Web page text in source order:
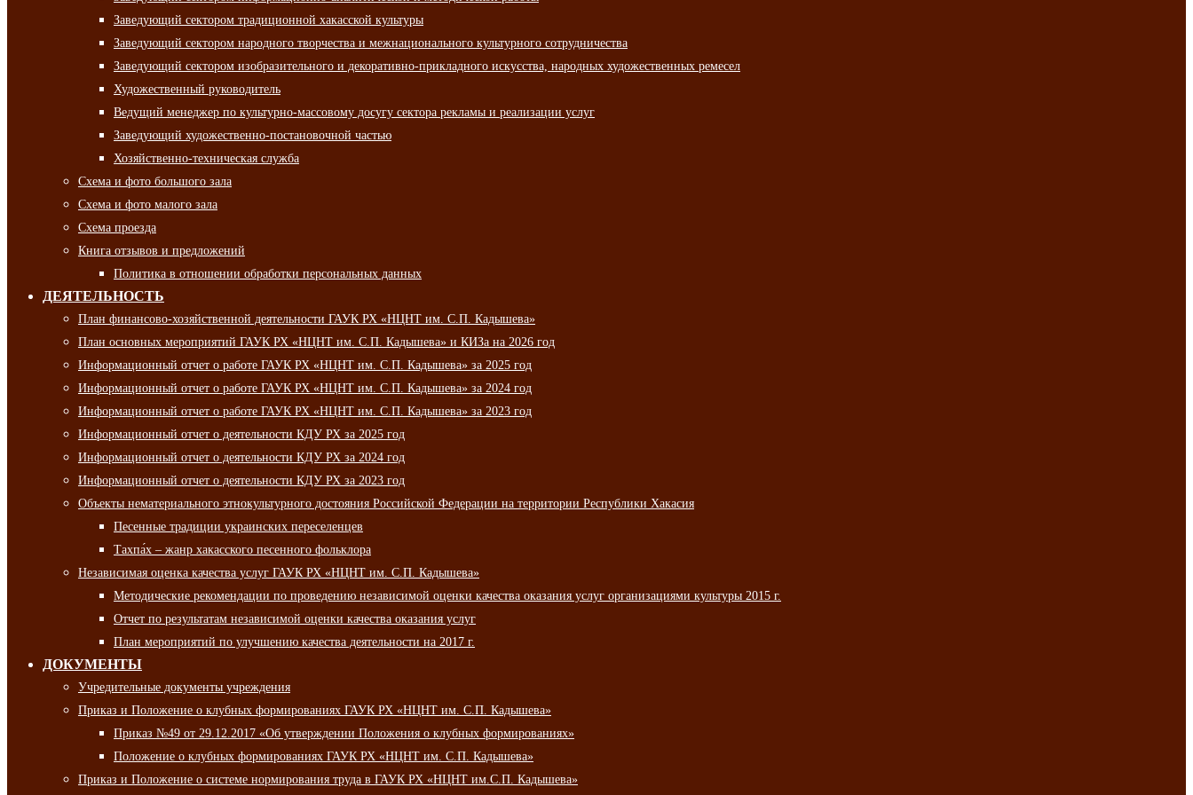
Заведующий сектором традиционной хакасской культуры
Заведующий сектором народного творчества и межнационального культурного сотрудничества
Заведующий сектором изобразительного и декоративно-прикладного искусства, народных художественных ремесел
Художественный руководитель
Ведущий менеджер по культурно-массовому досугу сектора рекламы и реализации услуг
Заведующий художественно-постановочной частью
Хозяйственно-техническая служба
Схема и фото большого зала
Схема и фото малого зала
Схема проезда
Книга отзывов и предложений
Политика в отношении обработки персональных данных
ДЕЯТЕЛЬНОСТЬ
План финансово-хозяйственной деятельности ГАУК РХ «НЦНТ им. С.П. Кадышева»
План основных мероприятий ГАУК РХ «НЦНТ им. С.П. Кадышева» и КИЗа на 2026 год
Информационный отчет о работе ГАУК РХ «НЦНТ им. С.П. Кадышева» за 2025 год
Информационный отчет о работе ГАУК РХ «НЦНТ им. С.П. Кадышева» за 2024 год
Информационный отчет о работе ГАУК РХ «НЦНТ им. С.П. Кадышева» за 2023 год
Информационный отчет о деятельности КДУ РХ за 2025 год
Информационный отчет о деятельности КДУ РХ за 2024 год
Информационный отчет о деятельности КДУ РХ за 2023 год
Объекты нематериального этнокультурного достояния Российской Федерации на территории Республики Хакасия
Песенные традиции украинских переселенцев
Тахпа́х – жанр хакасского песенного фольклора
Независимая оценка качества услуг ГАУК РХ «НЦНТ им. С.П. Кадышева»
Методические рекомендации по проведению независимой оценки качества оказания услуг организациями культуры 2015 г.
Отчет по результатам независимой оценки качества оказания услуг
План мероприятий по улучшению качества деятельности на 2017 г.
ДОКУМЕНТЫ
Учредительные документы учреждения
Приказ и Положение о клубных формированиях ГАУК РХ «НЦНТ им. С.П. Кадышева»
Приказ №49 от 29.12.2017 «Об утверждении Положения о клубных формированиях»
Положение о клубных формированиях ГАУК РХ «НЦНТ им. С.П. Кадышева»
Приказ и Положение о системе нормирования труда в ГАУК РХ «НЦНТ им.С.П. Кадышева»